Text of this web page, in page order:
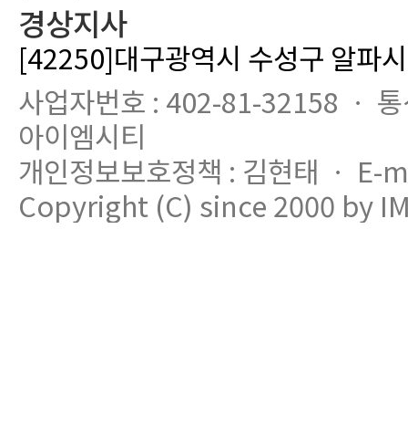
경상지사
[42250]대구광역시 수성구 알파
사업자번호 : 402-81-32158 ㆍ
아이엠시티
개인정보보호정책 : 김현태 ㆍ
Copyright (C) since 2000 by